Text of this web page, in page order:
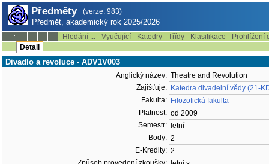
Předměty (verze: 983)
Předmět, akademický rok 2025/2026
--:-- Hledání ... Vyučující Katedry Třídy Klasifikace
Prohlížení
Detail
Divadlo a revoluce - ADV1V003
Anglický název: Theatre and Revolution
Zajišťuje: Katedra divadelní vědy (21-
Fakulta: Filozofická fakulta
Platnost: od 2009
Semestr:
letní
Body: 2
E-Kredity: 2